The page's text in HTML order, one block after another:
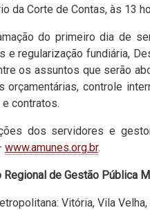
da Corte de Contas, às 13
do primeiro dia de
e regularização fundiária,
os assuntos que serão
orçamentárias, controle
contratos.
dos servidores e
www.amunes.org.br.
Regional de Gestão Pública
Vitória, Vila Velha,